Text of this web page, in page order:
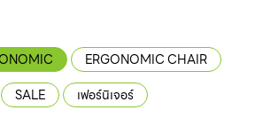
ERGONOMIC CHAIR
SALE
เฟอร์นิเจอร์